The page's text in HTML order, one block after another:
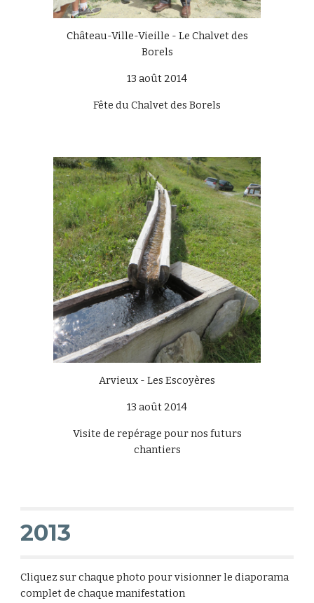
Château-Ville-Vieille - Le Chalvet des
Borels
13 août 2014
Fête du Chalvet des Borels
Arvieux - Les Escoyères
13 août 2014
Visite de repérage pour nos futurs
chantiers
2013
Cliquez sur chaque photo pour visionner le diaporama
complet de chaque manifestation